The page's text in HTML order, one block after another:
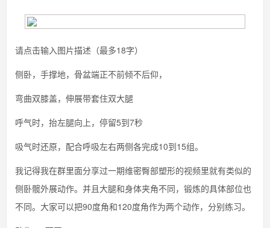
请点击输入图片描述（最多18字）
侧卧，手撑地，骨盆端正不前倾不后仰，
弯曲双膝盖，伸展带套住双大腿
呼气时，抬左腿向上，停留5到7秒
吸气时还原，配合呼吸左右两侧各完成10到15组。
我记得我在群里面分享过一期维密臀部塑形的视频里就有类似的
侧卧髋外展动作。并且大腿和身体夹角不同，锻炼的具体部位也
不同。大家可以把90度角和120度角作为两个动作，分别练习。